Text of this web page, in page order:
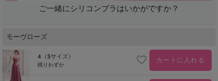
ご一緒にシリコンブラはいかがですか？
モーヴローズ
4（Sサイズ）
残りわずか カートに入れる